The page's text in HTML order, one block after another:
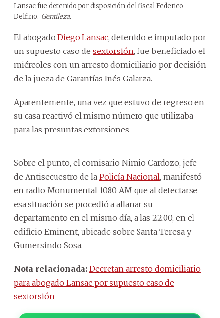
Lansac fue detenido por disposición del fiscal Federico
Delfino. Gentileza.
El abogado Diego Lansac, detenido e imputado por
un supuesto caso de sextorsión, fue beneficiado el
miércoles con un arresto domiciliario por decisión
de la jueza de Garantías Inés Galarza.
Aparentemente, una vez que estuvo de regreso en
su casa reactivó el mismo número que utilizaba
para las presuntas extorsiones.
Sobre el punto, el comisario Nimio Cardozo, jefe
de Antisecuestro de la Policía Nacional, manifestó
en radio Monumental 1080 AM que al detectarse
esa situación se procedió a allanar su
departamento en el mismo día, a las 22.00, en el
edificio Eminent, ubicado sobre Santa Teresa y
Gumersindo Sosa.
Nota relacionada: Decretan arresto domiciliario
para abogado Lansac por supuesto caso de
sextorsión